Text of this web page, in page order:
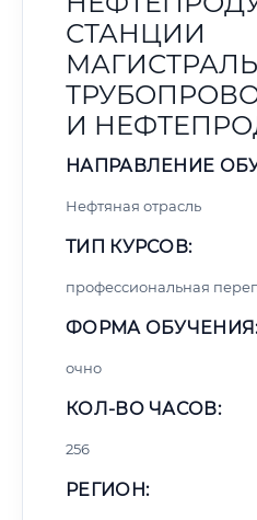
СТАНЦИИ
И
НАПРАВЛЕНИЕ
Нефтяная отрасль
ТИП КУРСОВ:
профессиональная
ФОРМА
очно
КОЛ-ВО ЧАСОВ:
256
РЕГИОН: